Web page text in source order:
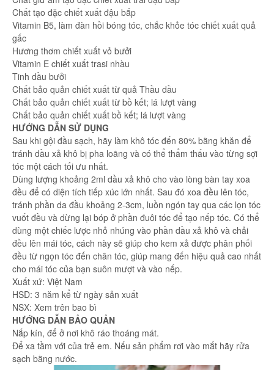
Chất tạo đặc chiết xuất đậu bắp
Vitamin B5, làm đàn hồi bóng tóc, chắc khỏe tóc chiết xuất quả
gấc
Hương thơm chiết xuất vỏ bưởi
Vitamin E chiết xuất trasi nhàu
Tinh dầu bưởi
Chất bảo quản chiết xuất từ quả Thầu dầu
Chất bảo quản chiết xuất từ bồ kết; lá lượt vàng
Chất bảo quản chiết xuất bồ kết; lá lượt vàng
HƯỚNG DẪN SỬ DỤNG
Sau khi gội đầu sạch, hãy làm khô tóc đến 80% bằng khăn để
tránh dầu xả khô bị pha loãng và có thể thẩm thấu vào từng sợi
tóc một cách tối ưu nhất.
Dùng lượng khoảng 2ml dầu xả khô cho vào lòng bàn tay xoa
đều để có diện tích tiếp xúc lớn nhất. Sau đó xoa đều lên tóc,
tránh phần da đầu khoảng 2-3cm, luồn ngón tay qua các lọn tóc
vuốt đều và dừng lại bóp ở phần đuôi tóc để tạo nếp tóc. Có thể
dùng một chiếc lược nhỏ nhúng vào phần dầu xả khô và chải
đều lên mái tóc, cách này sẽ giúp cho kem xả được phân phối
đều từ ngọn tóc đến chân tóc, giúp mang đến hiệu quả cao nhất
cho mái tóc của bạn suôn mượt và vào nếp.
Xuất xứ: Việt Nam
HSD: 3 năm kể từ ngày sản xuất
NSX: Xem trên bao bì
HƯỚNG DẪN BẢO QUẢN
Nắp kín, để ở nơi khô ráo thoáng mát.
Để xa tầm với của trẻ em. Nếu sản phẩm rơi vào mắt hãy rửa
sạch bằng nước.